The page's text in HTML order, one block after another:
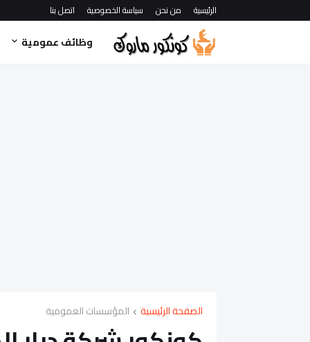
الرئيسية من نحن سياسة الخصوصية اتصل بنا
وظائف عمومية
الصفحة الرئيسية المؤسسات العمومية